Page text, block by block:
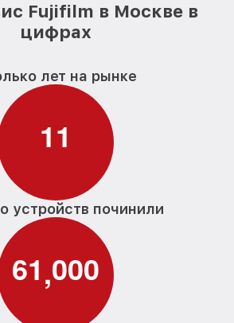
Fujifilm в Москве в
цифрах
лет на рынке
11
устройств починили
61,000